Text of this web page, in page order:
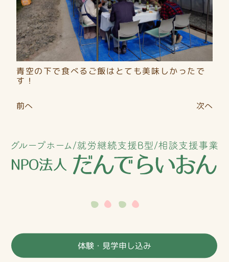
青空の下で食べるご飯はとても美味しかったで
す！
投
ゲ
ー
シ
ョ
前へ 次へ
体験・見学申し込み